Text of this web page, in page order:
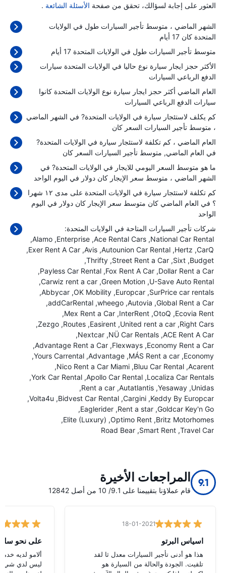
العثور على إجابة لسؤالك، تحقق من صفحة الأسئلة الشائعة .
الشهر الماضي ، متوسط تأجير السيارات طول في الولايات
المتحدة كان 17 أيام
متوسط تأجير السيارات طول في الولايات المتحدة 17 أيام
الأكثر حجز ايجار سيارة نوع حاليا في الولايات المتحدة سيارات
الدفع الرباعي السيارات
العام الماضي أكثر حجز ايجار سيارة نوع الولايات المتحدة كانوا
سيارات الدفع الرباعي السيارات
كم يكلف لاستئجار سيارة في الولايات المتحدة? في الشهر الماضي
، متوسط تأجير السيارات السعر كان
العام الماضي ، كم تكلفة لاستئجار سيارة في الولايات المتحدة?
في العام الماضي, متوسط تأجير السيارات السعر كان
ما هو متوسط السعر اليومي للايجار في الولايات المتحدة? في
الشهر الماضي ، متوسط سعر الإيجار كان دولار في اليوم الواحد
كم تكلفة لاستئجار سيارة في الولايات المتحدة على مدى ١٢ شهرا
؟ في العام الماضي كان متوسط سعر الإيجار كان دولار في اليوم
الواحد
شركات تأجير السيارات المتاحة في الولايات المتحدة:
National Car Rental
Ace Rental Cars
Enterprise
Alamo
CarQ
Hertz
Autounion Car Rental
Avis
Exer Rent A Car
Budget
Sixt
Street Rent a Car
Thrifty
Dollar Rent a Car
Fox Rent A Car
Payless Car Rental
U-Save Auto Rental
Green Motion
Carwiz rent a car
SurPrice car rentals
Europcar
OK Mobility
Abbycar
Global Rent a Car
Autovia
wheego
addCarRental
Ecovia Rent
OtoQ
InterRent
Mex Rent a Car
Right Cars
United rent a car
Easirent
Routes
Zezgo
ACE Rent A Car
NÜ Car Rentals
Nextcar
Economy Rent a Car
Flexways
Advantage Rent a Car
Economy
MÁS Rent a car
Advantage
Yours Carrental
Acarent
Bluu Car Rental
Nico Rent a Car Miami
Localiza Car Rentals
Apollo Car Rental
York Car Rental
Unidas
Yesaway
Autatlantis
Rent a car
Keddy By Europcar
Cargini
Bidvest Car Rental
Volta4u
Goldcar Key'n Go
Rent a star
Eaglerider
Britz Motorhomes
Optimo Rent
Elite (Luxury)
Travel Car
Smart Rent
Road Bear
9.1 المراجعات الأخيرة
قام عملاؤنا بتقييمنا على 9.1/ 10 من أصل 12842
18-01-2021
اسياس البرتو
هذا هو أدنى تأجير السيارات معدل ثا لقد
تلقيت. الجودة والحالة من السيارة هو
على نحو
ألامو لديه
ليس لدي شيء